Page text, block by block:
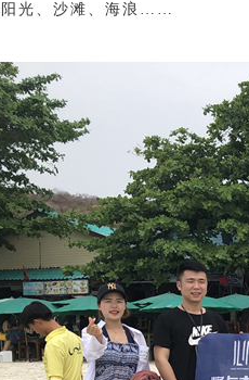
光、沙滩、海浪……